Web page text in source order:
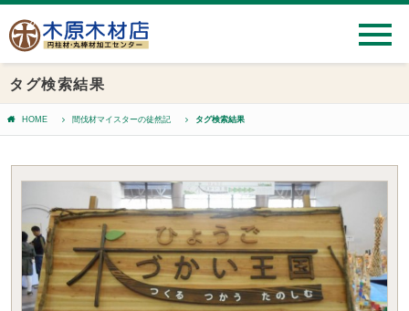
タグ検索結果
HOME 間伐材マイスターの徒然記 タグ検索結果